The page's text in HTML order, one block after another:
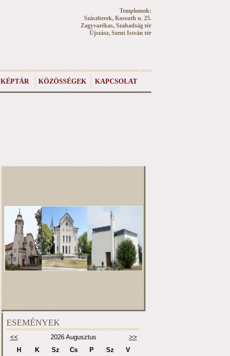
Templomok:
Szászberek, Kossuth u. 25.
Zagyvarékas, Szabadság tér
Újszász, Szent István tér
KÉPTÁR KÖZÖSSÉGEK KAPCSOLAT
ESEMÉNYEK
<< 2026 Augusztus
>>
H
K Sz Cs P Sz V